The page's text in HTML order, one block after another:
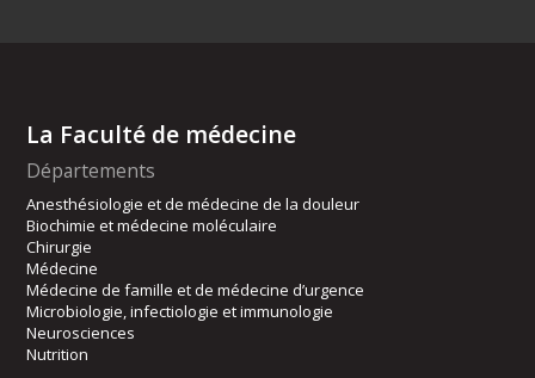
La Faculté de médecine
Départements
Anesthésiologie et de médecine de la douleur
Biochimie et médecine moléculaire
Chirurgie
Médecine
Médecine de famille et de médecine d’urgence
Microbiologie, infectiologie et immunologie
Neurosciences
Nutrition